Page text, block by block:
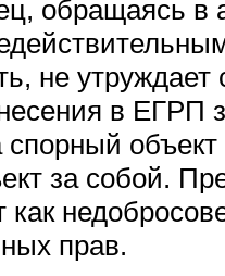
обращаясь в
не
в ЕГРП
спорный
за собой.
как
прав.